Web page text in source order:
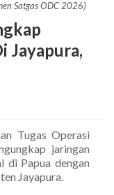
Satgas ODC 2026)
Jayapura,
Tugas Operasi
jaringan
di Papua dengan
Jayapura.